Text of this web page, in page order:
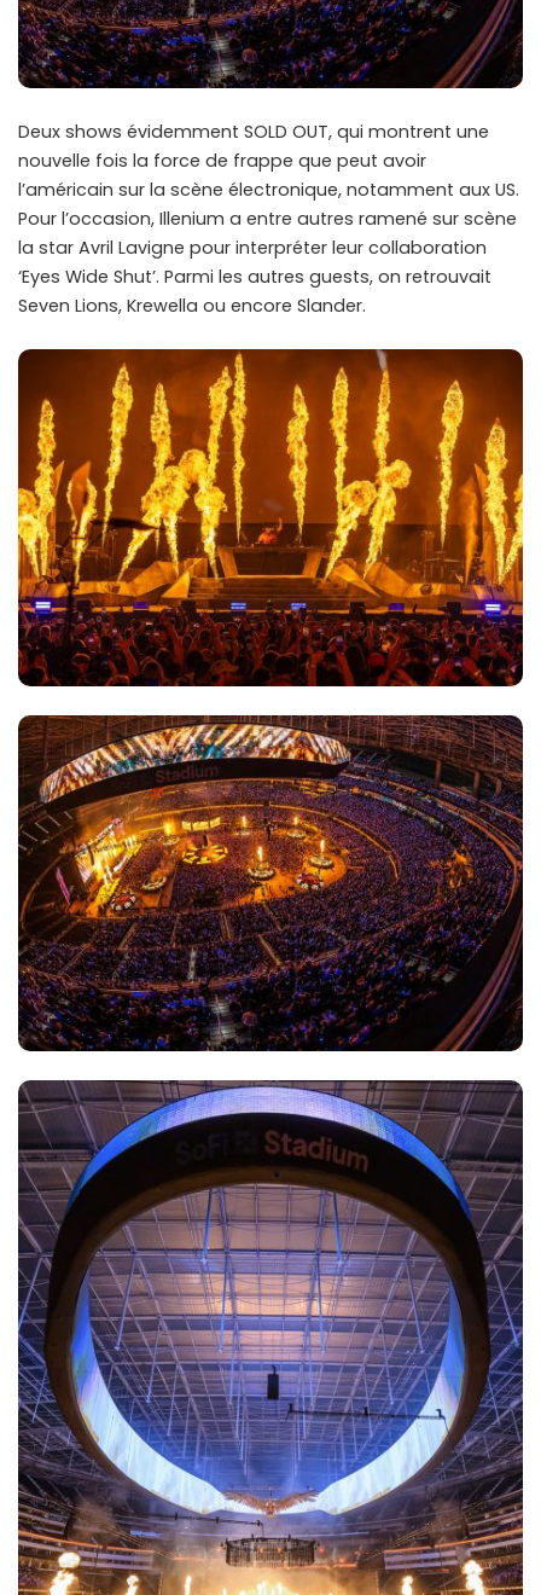
Deux shows évidemment SOLD OUT, qui montrent une
nouvelle fois la force de frappe que peut avoir
l’américain sur la scène électronique, notamment aux US.
Pour l’occasion, Illenium a entre autres ramené sur scène
la star Avril Lavigne pour interpréter leur collaboration
‘Eyes Wide Shut’. Parmi les autres guests, on retrouvait
Seven Lions, Krewella ou encore Slander.